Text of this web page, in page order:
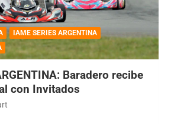
IAME SERIES ARGENTINA
Baradero recibe
con Invitados